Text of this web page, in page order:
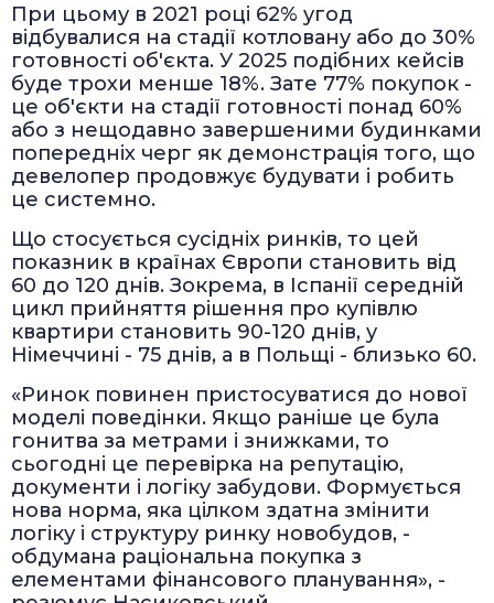
При цьому в 2021 році 62% угод
відбувалися на стадії котловану або до 30%
готовності об'єкта. У 2025 подібних кейсів
буде трохи менше 18%. Зате 77% покупок -
це об'єкти на стадії готовності понад 60%
або з нещодавно завершеними будинками
попередніх черг як демонстрація того, що
девелопер продовжує будувати і робить
це системно.
Що стосується сусідніх ринків, то цей
показник в країнах Європи становить від
60 до 120 днів. Зокрема, в Іспанії середній
цикл прийняття рішення про купівлю
квартири становить 90-120 днів, у
Німеччині - 75 днів, а в Польщі - близько 60.
«Ринок повинен пристосуватися до нової
моделі поведінки. Якщо раніше це була
гонитва за метрами і знижками, то
сьогодні це перевірка на репутацію,
документи і логіку забудови. Формується
нова норма, яка цілком здатна змінити
логіку і структуру ринку новобудов, -
обдумана раціональна покупка з
елементами фінансового планування», -